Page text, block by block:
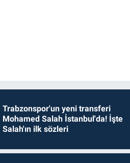
Trabzonspor'un yeni transferi
Mohamed Salah İstanbul'da! İşte
Salah'ın ilk sözleri